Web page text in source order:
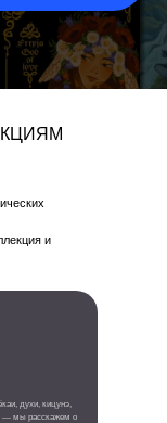
духи, кицунэ,
— мы расскажем о
и